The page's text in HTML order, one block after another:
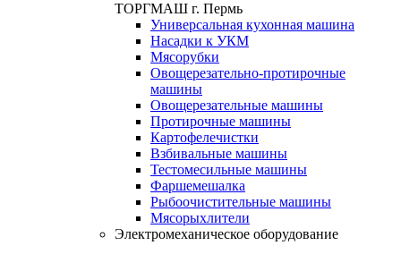
ТОРГМАШ г. Пермь
Универсальная кухонная машина
Насадки к УКМ
Мясорубки
Овощерезательно-протирочные
машины
Овощерезательные машины
Протирочные машины
Картофелечистки
Взбивальные машины
Тестомесильные машины
Фаршемешалка
Рыбоочистительные машины
Мясорыхлители
Электромеханическое оборудование